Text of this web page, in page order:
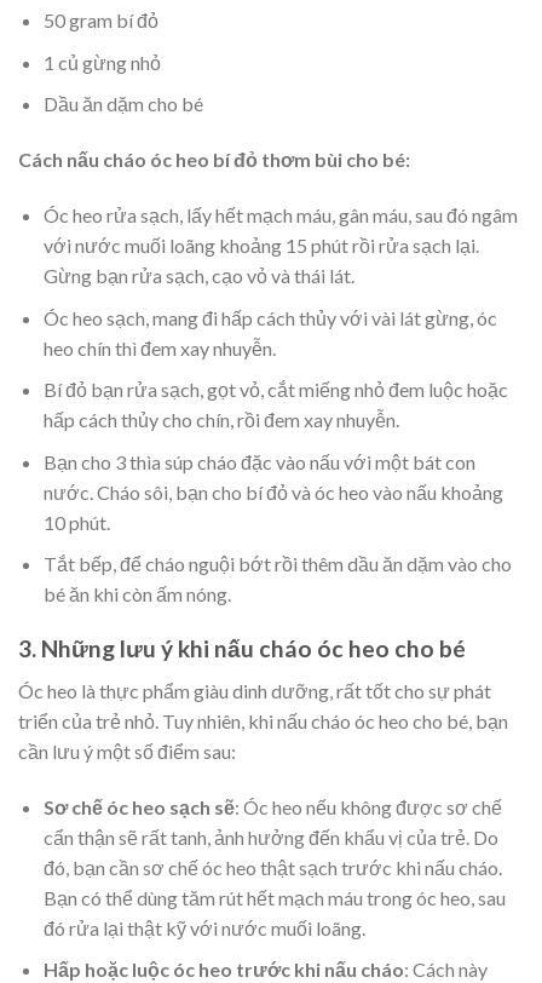
50 gram bí đỏ
1 củ gừng nhỏ
Dầu ăn dặm cho bé
Cách nấu cháo óc heo bí đỏ thơm bùi cho bé:
Óc heo rửa sạch, lấy hết mạch máu, gân máu, sau đó ngâm
với nước muối loãng khoảng 15 phút rồi rửa sạch lại.
Gừng bạn rửa sạch, cạo vỏ và thái lát.
Óc heo sạch, mang đi hấp cách thủy với vài lát gừng, óc
heo chín thì đem xay nhuyễn.
Bí đỏ bạn rửa sạch, gọt vỏ, cắt miếng nhỏ đem luộc hoặc
hấp cách thủy cho chín, rồi đem xay nhuyễn.
Bạn cho 3 thìa súp cháo đặc vào nấu với một bát con
nước. Cháo sôi, bạn cho bí đỏ và óc heo vào nấu khoảng
10 phút.
Tắt bếp, để cháo nguội bớt rồi thêm dầu ăn dặm vào cho
bé ăn khi còn ấm nóng.
3. Những lưu ý khi nấu cháo óc heo cho bé
Óc heo là thực phẩm giàu dinh dưỡng, rất tốt cho sự phát
triển của trẻ nhỏ. Tuy nhiên, khi nấu cháo óc heo cho bé, bạn
cần lưu ý một số điểm sau:
Sơ chế óc heo sạch sẽ: Óc heo nếu không được sơ chế
cẩn thận sẽ rất tanh, ảnh hưởng đến khẩu vị của trẻ. Do
đó, bạn cần sơ chế óc heo thật sạch trước khi nấu cháo.
Bạn có thể dùng tăm rút hết mạch máu trong óc heo, sau
đó rửa lại thật kỹ với nước muối loãng.
Hấp hoặc luộc óc heo trước khi nấu cháo: Cách này